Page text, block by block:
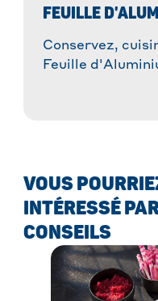
FEUILLE
Conservez,
Feuille
VOUS
INTÉRESSÉ
CONSEILS